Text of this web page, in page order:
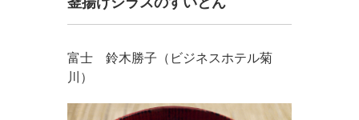
富士 鈴木勝子（ビジネスホテル菊
川）